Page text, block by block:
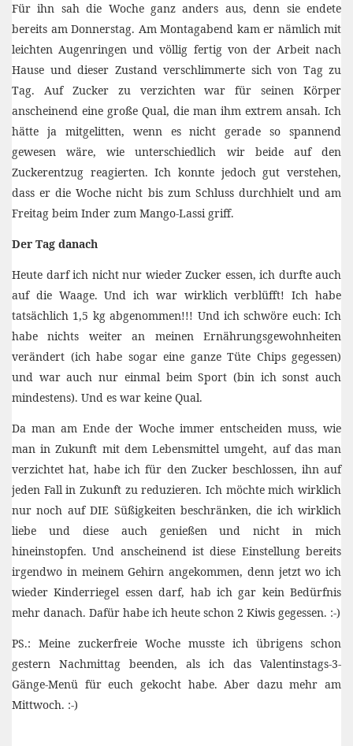
Für ihn sah die Woche ganz anders aus, denn sie endete
bereits am Donnerstag. Am Montagabend kam er nämlich mit
leichten Augenringen und völlig fertig von der Arbeit nach
Hause und dieser Zustand verschlimmerte sich von Tag zu
Tag. Auf Zucker zu verzichten war für seinen Körper
anscheinend eine große Qual, die man ihm extrem ansah. Ich
hätte ja mitgelitten, wenn es nicht gerade so spannend
gewesen wäre, wie unterschiedlich wir beide auf den
Zuckerentzug reagierten. Ich konnte jedoch gut verstehen,
dass er die Woche nicht bis zum Schluss durchhielt und am
Freitag beim Inder zum Mango-Lassi griff.
Der Tag danach
Heute darf ich nicht nur wieder Zucker essen, ich durfte auch
auf die Waage. Und ich war wirklich verblüfft! Ich habe
tatsächlich 1,5 kg abgenommen!!! Und ich schwöre euch: Ich
habe nichts weiter an meinen Ernährungsgewohnheiten
verändert (ich habe sogar eine ganze Tüte Chips gegessen)
und war auch nur einmal beim Sport (bin ich sonst auch
mindestens). Und es war keine Qual.
Da man am Ende der Woche immer entscheiden muss, wie
man in Zukunft mit dem Lebensmittel umgeht, auf das man
verzichtet hat, habe ich für den Zucker beschlossen, ihn auf
jeden Fall in Zukunft zu reduzieren. Ich möchte mich wirklich
nur noch auf DIE Süßigkeiten beschränken, die ich wirklich
liebe und diese auch genießen und nicht in mich
hineinstopfen. Und anscheinend ist diese Einstellung bereits
irgendwo in meinem Gehirn angekommen, denn jetzt wo ich
wieder Kinderriegel essen darf, hab ich gar kein Bedürfnis
mehr danach. Dafür habe ich heute schon 2 Kiwis gegessen. :-)
PS.: Meine zuckerfreie Woche musste ich übrigens schon
gestern Nachmittag beenden, als ich das Valentinstags-3-
Gänge-Menü für euch gekocht habe. Aber dazu mehr am
Mittwoch. :-)